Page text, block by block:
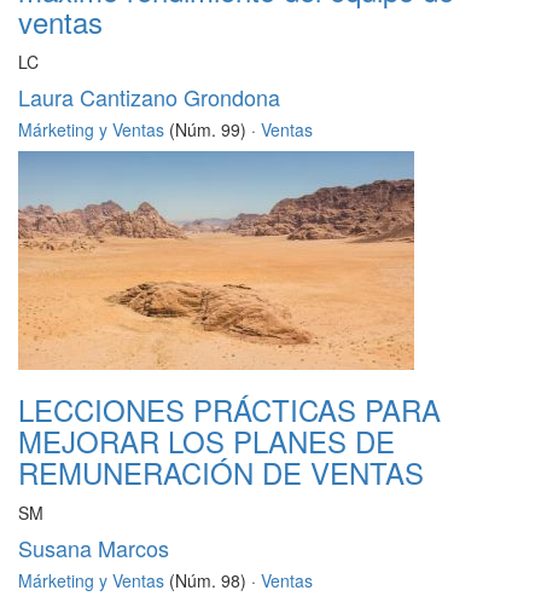
ventas
LC
Laura Cantizano Grondona
Márketing y Ventas (Núm. 99) · Ventas
LECCIONES PRÁCTICAS PARA
MEJORAR LOS PLANES DE
REMUNERACIÓN DE VENTAS
SM
Susana Marcos
Márketing y Ventas (Núm. 98) · Ventas